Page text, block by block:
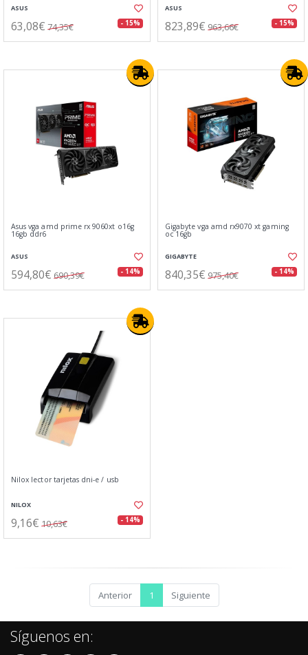
ASUS
63,08€ 74,35€ - 15%
ASUS
823,89€ 963,66€ - 15%
Asus vga amd prime rx 9060xt o16g
16gb ddr6
ASUS
594,80€ 690,39€ - 14%
Gigabyte vga amd rx9070 xt gaming
oc 16gb
GIGABYTE
840,35€ 975,40€ - 14%
Nilox lector tarjetas dni-e / usb
NILOX
9,16€ 10,63€ - 14%
Anterior 1 Siguiente
Síguenos en: